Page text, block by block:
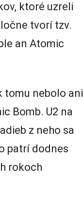
ktoré uzreli
tvorí tzv.
an Atomic
tomu nebolo ani
Bomb. U2 na
z neho sa
patrí dodnes
rokoch